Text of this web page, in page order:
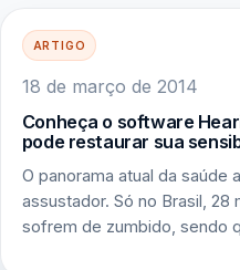
ARTIGO
18 de março de 2014
Conheça o software
pode restaurar sua
O panorama atual da saúde
assustador. Só no Brasil, 28
sofrem de zumbido, sendo